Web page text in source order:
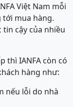
Việt Nam mỗi
tới mua hàng.
cậy của nhiều
thì IANFA còn có
hàng như:
nếu lỗi do nhà